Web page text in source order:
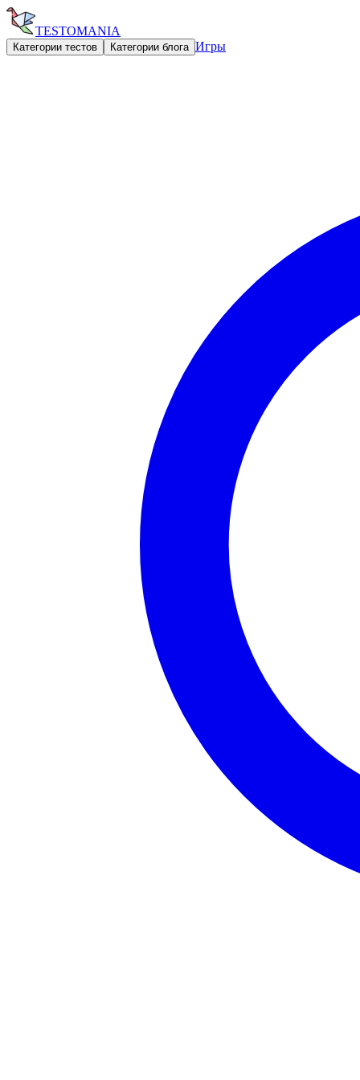
TESTOMANIA
Категории тестов Категории блога Игры